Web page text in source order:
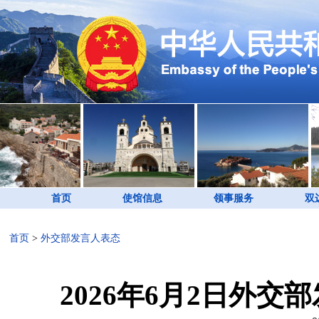
首页 使馆信息 领事服务 双
首页 > 外交部发言人表态
2026年6月2日外交